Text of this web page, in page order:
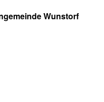
Wunstorf
von Kirche